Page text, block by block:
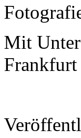
Mit